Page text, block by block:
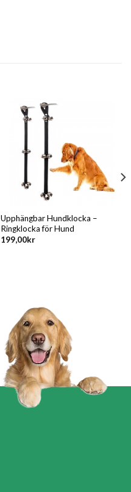
Upphängbar Hundklocka –
Ringklocka för Hund
199,00kr